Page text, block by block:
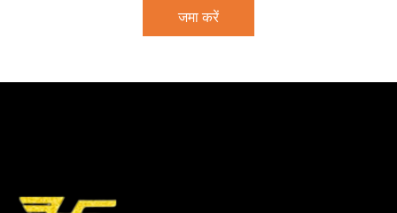
जमा करें